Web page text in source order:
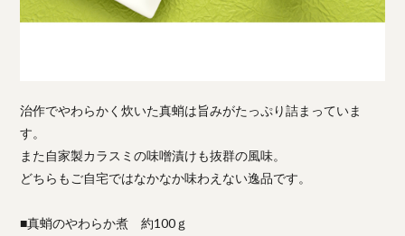
治作でやわらかく炊いた真蛸は旨みがたっぷり詰まっていま
す。
また自家製カラスミの味噌漬けも抜群の風味。
どちらもご自宅ではなかなか味わえない逸品です。
■真蛸のやわらか煮 約100ｇ